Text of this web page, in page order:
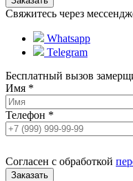
Свяжитесь через
Whatsapp
Telegram
Бесплатный вызов
Имя *
Телефон *
Согласен с обработкой